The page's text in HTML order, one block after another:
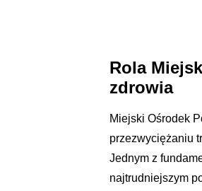
Rola
zdrowia
Miejski Ośrodek
przezwyciężaniu
Jednym z
najtrudniejszym